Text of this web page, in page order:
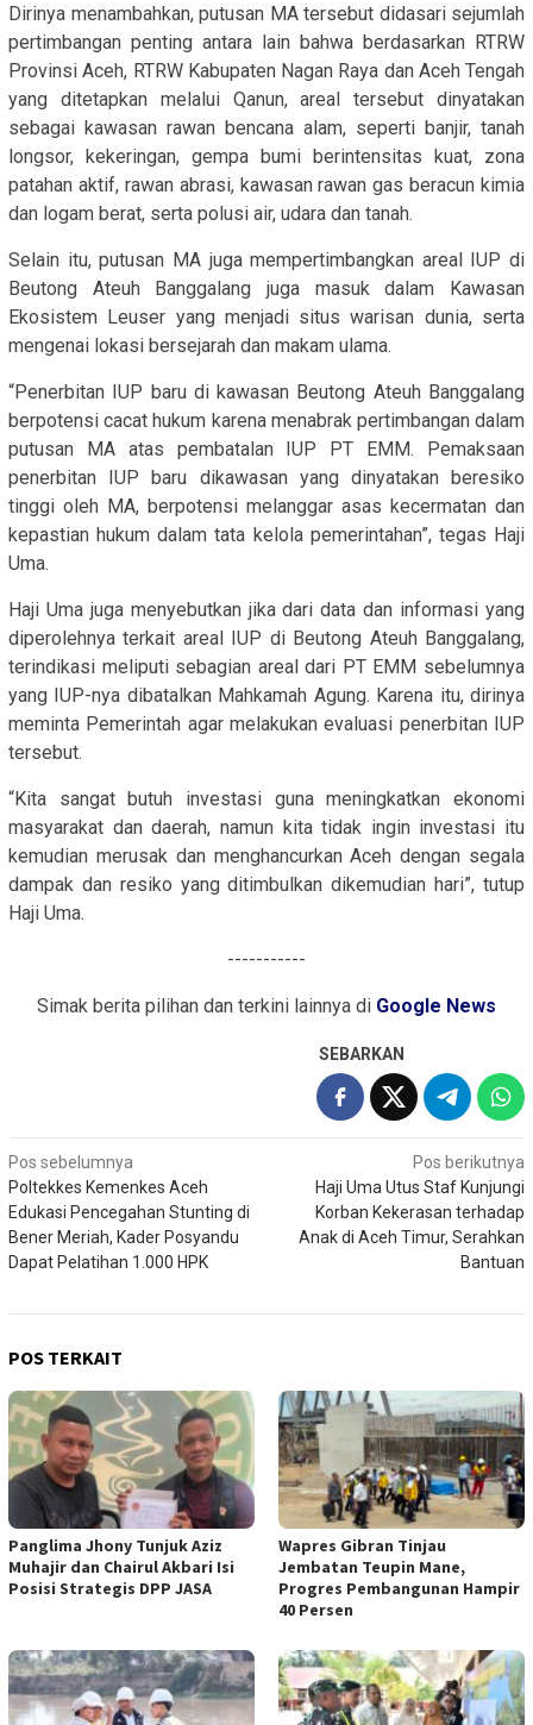
Dirinya menambahkan, putusan MA tersebut didasari sejumlah
pertimbangan penting antara lain bahwa berdasarkan RTRW
Provinsi Aceh, RTRW Kabupaten Nagan Raya dan Aceh Tengah
yang ditetapkan melalui Qanun, areal tersebut dinyatakan
sebagai kawasan rawan bencana alam, seperti banjir, tanah
longsor, kekeringan, gempa bumi berintensitas kuat, zona
patahan aktif, rawan abrasi, kawasan rawan gas beracun kimia
dan logam berat, serta polusi air, udara dan tanah.
Selain itu, putusan MA juga mempertimbangkan areal IUP di
Beutong Ateuh Banggalang juga masuk dalam Kawasan
Ekosistem Leuser yang menjadi situs warisan dunia, serta
mengenai lokasi bersejarah dan makam ulama.
“Penerbitan IUP baru di kawasan Beutong Ateuh Banggalang
berpotensi cacat hukum karena menabrak pertimbangan dalam
putusan MA atas pembatalan IUP PT EMM. Pemaksaan
penerbitan IUP baru dikawasan yang dinyatakan beresiko
tinggi oleh MA, berpotensi melanggar asas kecermatan dan
kepastian hukum dalam tata kelola pemerintahan”, tegas Haji
Uma.
Haji Uma juga menyebutkan jika dari data dan informasi yang
diperolehnya terkait areal IUP di Beutong Ateuh Banggalang,
terindikasi meliputi sebagian areal dari PT EMM sebelumnya
yang IUP-nya dibatalkan Mahkamah Agung. Karena itu, dirinya
meminta Pemerintah agar melakukan evaluasi penerbitan IUP
tersebut.
“Kita sangat butuh investasi guna meningkatkan ekonomi
masyarakat dan daerah, namun kita tidak ingin investasi itu
kemudian merusak dan menghancurkan Aceh dengan segala
dampak dan resiko yang ditimbulkan dikemudian hari”, tutup
Haji Uma.
-----------
Simak berita pilihan dan terkini lainnya di Google News
SEBARKAN
Navigasi
pos
Pos sebelumnya
Poltekkes Kemenkes Aceh
Edukasi Pencegahan Stunting di
Bener Meriah, Kader Posyandu
Dapat Pelatihan 1.000 HPK
Pos berikutnya
Haji Uma Utus Staf Kunjungi
Korban Kekerasan terhadap
Anak di Aceh Timur, Serahkan
Bantuan
POS TERKAIT
Panglima Jhony Tunjuk Aziz
Muhajir dan Chairul Akbari Isi
Posisi Strategis DPP JASA
Wapres Gibran Tinjau
Jembatan Teupin Mane,
Progres Pembangunan Hampir
40 Persen